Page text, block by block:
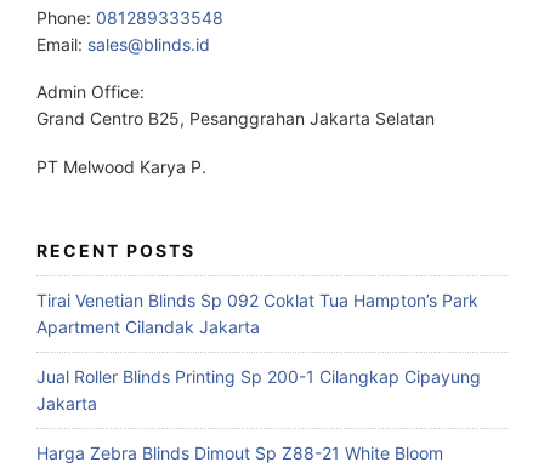
Phone: 081289333548
Email: sales@blinds.id
Admin Office:
Grand Centro B25, Pesanggrahan Jakarta Selatan
PT Melwood Karya P.
RECENT POSTS
Tirai Venetian Blinds Sp 092 Coklat Tua Hampton’s Park
Apartment Cilandak Jakarta
Jual Roller Blinds Printing Sp 200-1 Cilangkap Cipayung
Jakarta
Harga Zebra Blinds Dimout Sp Z88-21 White Bloom